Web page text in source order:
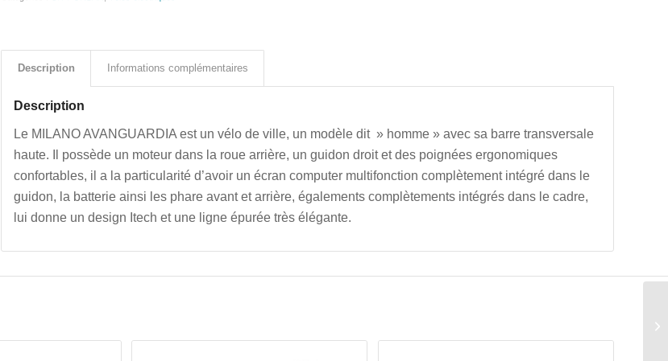
Description Informations complémentaires
Description
Le MILANO AVANGUARDIA est un vélo de ville, un modèle dit » homme » avec sa barre transversale
haute. Il possède un moteur dans la roue arrière, un guidon droit et des poignées ergonomiques
confortables, il a la particularité d’avoir un écran computer multifonction complètement intégré dans le
guidon, la batterie ainsi les phare avant et arrière, égalements complètements intégrés dans le cadre,
lui donne un design Itech et une ligne épurée très élégante.